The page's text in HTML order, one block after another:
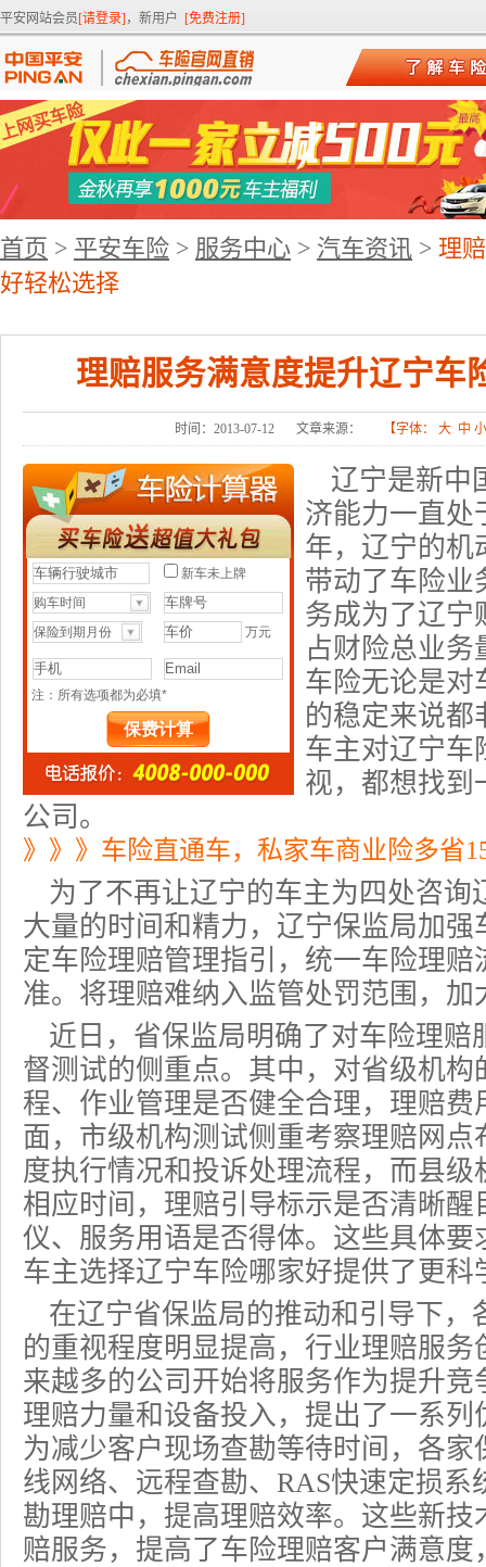
平安网站会员[请登录] ，新用户 [免费注册]
首页 > 平安车险 > 服务中心 > 汽车资讯 > 理
好轻松选择
理赔服务满意度提升辽宁车
时间：2013-07-12 文章来源： 【字体： 大 中 小
辽宁是新中
济能力一直处
年，辽宁的机
带动了车险业
务成为了辽宁
占财险总业
车险无论是对
的稳定来说都
车主对辽宁车
视，都想找到
公司。
》》》车险直通车，私家车商业险多省
为了不再让辽宁的车主为四处咨询
大量的时间和精力，辽宁保监局加强
定车险理赔管理指引，统一车险理赔
准。将理赔难纳入监管处罚范围，
近日，省保监局明确了对车险理赔
督测试的侧重点。其中，对省级机
程、作业管理是否健全合理，理赔
面，市级机构测试侧重考察理赔网
度执行情况和投诉处理流程，而县
相应时间，理赔引导标示是否清晰
仪、服务用语是否得体。这些具体
车主选择辽宁车险哪家好提供了更科
在辽宁省保监局的推动和引导下，
的重视程度明显提高，行业理赔服
来越多的公司开始将服务作为提升
理赔力量和设备投入，提出了一系
为减少客户现场查勘等待时间，各家
线网络、远程查勘、RAS快速定损系
勘理赔中，提高理赔效率。这些新
赔服务，提高了车险理赔客户满意